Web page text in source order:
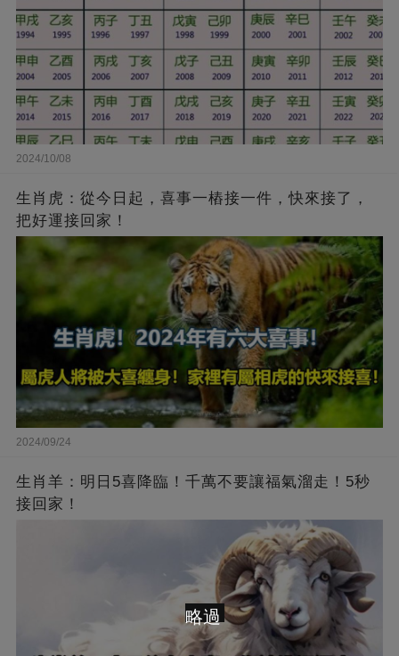
2024/10/08
生肖虎：從今日起，喜事一樁接一件，快來接了，
把好運接回家！
2024/09/24
生肖羊：明日5喜降臨！千萬不要讓福氣溜走！5秒
接回家！
略過